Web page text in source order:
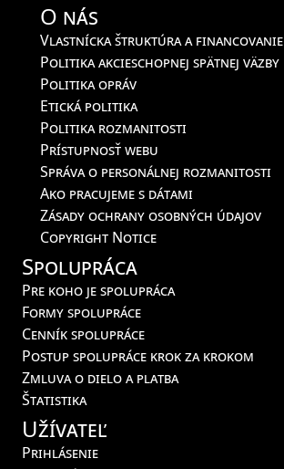
O nás
Vlastnícka štruktúra a financovanie
Politika akcieschopnej spätnej väzby
Politika opráv
Etická politika
Politika rozmanitosti
Prístupnosť webu
Správa o personálnej rozmanitosti
Ako pracujeme s dátami
Zásady ochrany osobných údajov
Copyright Notice
Spolupráca
Pre koho je spolupráca
Formy spolupráce
Cenník spolupráce
Postup spolupráce krok za krokom
Zmluva o dielo a platba
Štatistika
Užívateľ
Prihlásenie